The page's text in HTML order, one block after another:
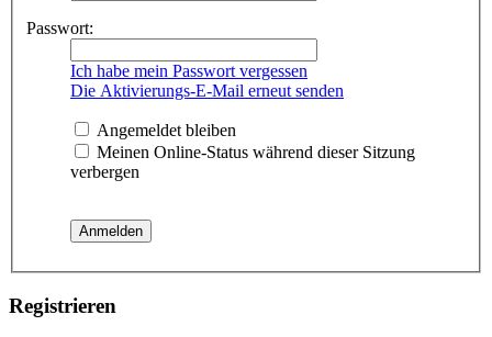
Passwort:
Ich habe mein Passwort vergessen
Die Aktivierungs-E-Mail erneut senden
Angemeldet bleiben
Meinen Online-Status während dieser Sitzung
verbergen
Registrieren